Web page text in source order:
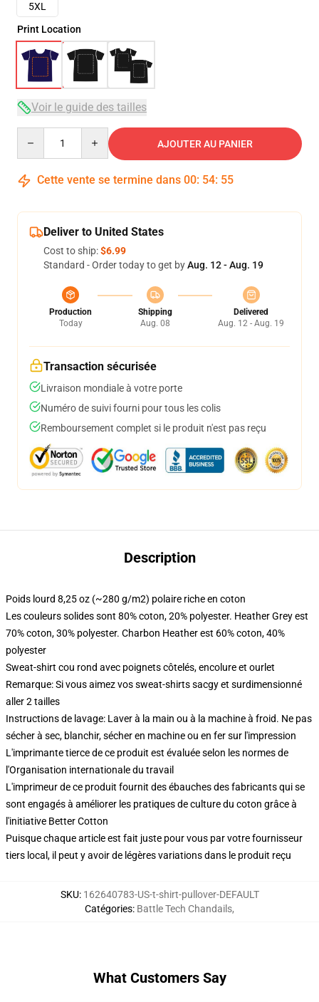
5XL
Print Location
Voir le guide des tailles
AJOUTER AU PANIER
Cette vente se termine dans 00: 54: 54
Deliver to United States
Cost to ship:$6.99
Standard - Order today to get byAug. 12 - Aug. 19
Production
Today
Shipping
Aug. 08
Delivered
Aug. 12 - Aug. 19
Transaction sécurisée
Livraison mondiale à votre porte
Numéro de suivi fourni pour tous les colis
Remboursement complet si le produit n'est pas reçu
Description
Poids lourd 8,25 oz (~280 g/m2) polaire riche en coton
Les couleurs solides sont 80% coton, 20% polyester. Heather Grey est
70% coton, 30% polyester. Charbon Heather est 60% coton, 40%
polyester
Sweat-shirt cou rond avec poignets côtelés, encolure et ourlet
Remarque: Si vous aimez vos sweat-shirts sacgy et surdimensionné
aller 2 tailles
Instructions de lavage: Laver à la main ou à la machine à froid. Ne pas
sécher à sec, blanchir, sécher en machine ou en fer sur l'impression
L'imprimante tierce de ce produit est évaluée selon les normes de
l'Organisation internationale du travail
L'imprimeur de ce produit fournit des ébauches des fabricants qui se
sont engagés à améliorer les pratiques de culture du coton grâce à
l'initiative Better Cotton
Puisque chaque article est fait juste pour vous par votre fournisseur
tiers local, il peut y avoir de légères variations dans le produit reçu
SKU: 162640783-US-t-shirt-pullover-DEFAULT
Catégories: Battle Tech Chandails,
What Customers Say